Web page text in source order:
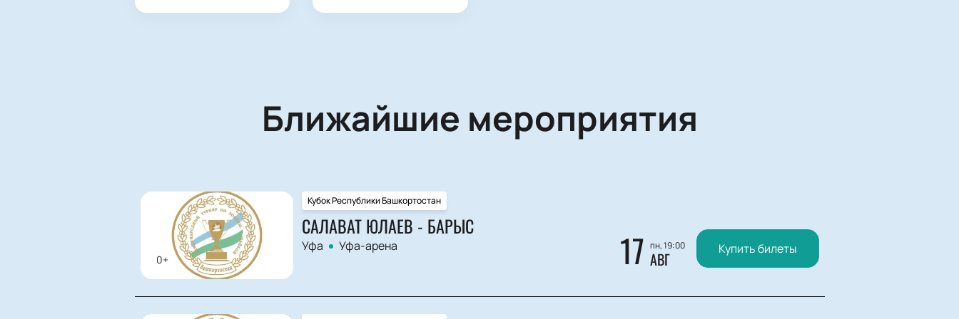
Ближайшие мероприятия
0+
Кубок Республики Башкортостан
САЛАВАТ ЮЛАЕВ - БАРЫС
Уфа Уфа-арена 17 пн, 19:00
АВГ Купить билеты